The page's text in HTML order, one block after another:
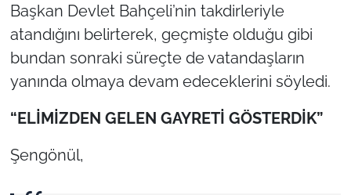
Başkan Devlet Bahçeli’nin takdirleriyle
atandığını belirterek, geçmişte olduğu gibi
bundan sonraki süreçte de vatandaşların
yanında olmaya devam edeceklerini söyledi.
“ELİMİZDEN GELEN GAYRETİ GÖSTERDİK”
Şengönül,